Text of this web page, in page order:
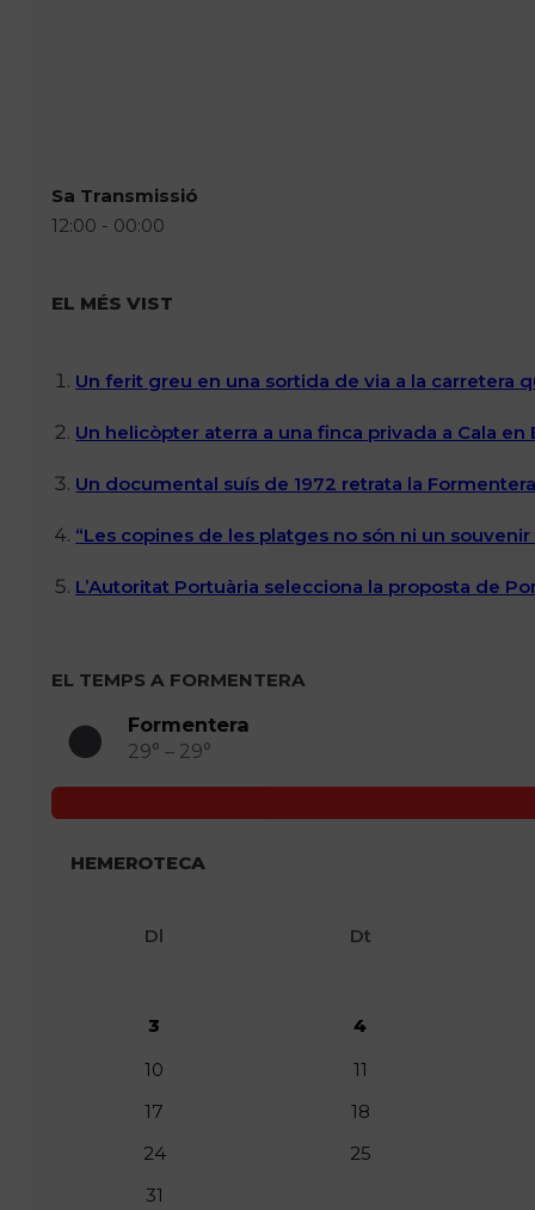
Sa Transmissió
12:00 - 00:00
EL MÉS VIST
Un ferit greu en una sortida de via a la carretera
Un helicòpter aterra a una finca privada a Cala
Un documental suís de 1972 retrata la
“Les copines de les platges no són ni un
L’Autoritat Portuària selecciona la proposta de
EL TEMPS A FORMENTERA
Formentera
29° – 29°
HEMEROTECA
Dl Dt
3
4
10
11
17
18
24
25
31